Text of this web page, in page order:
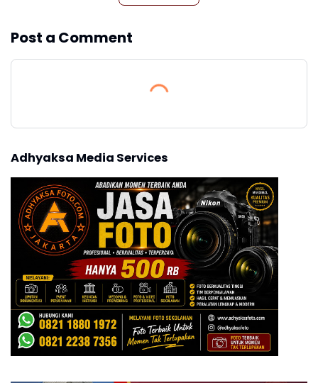
Post a Comment
Adhyaksa Media Services